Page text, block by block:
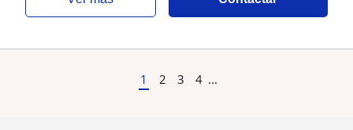
1 2 3 4 ...